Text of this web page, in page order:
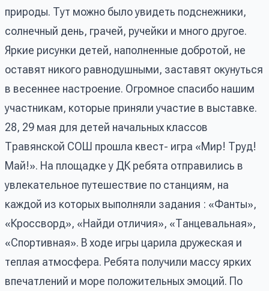
природы. Тут можно было увидеть подснежники,
солнечный день, грачей, ручейки и много другое.
Яркие рисунки детей, наполненные добротой, не
оставят никого равнодушными, заставят окунуться
в весеннее настроение. Огромное спасибо нашим
участникам, которые приняли участие в выставке.
28, 29 мая для детей начальных классов
Травянской СОШ прошла квест- игра «Мир! Труд!
Май!». На площадке у ДК ребята отправились в
увлекательное путешествие по станциям, на
каждой из которых выполняли задания : «Фанты»,
«Кроссворд», «Найди отличия», «Танцевальная»,
«Спортивная». В ходе игры царила дружеская и
теплая атмосфера. Ребята получили массу ярких
впечатлений и море положительных эмоций. По